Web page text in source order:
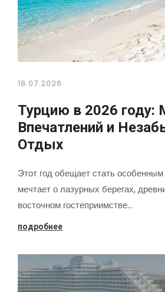
18.07.2026
Турцию в 2026 году:
Впечатлений и
Отдых
Этот год обещает стать
мечтает о лазурных берегах,
восточном гостеприимстве…
подробнее